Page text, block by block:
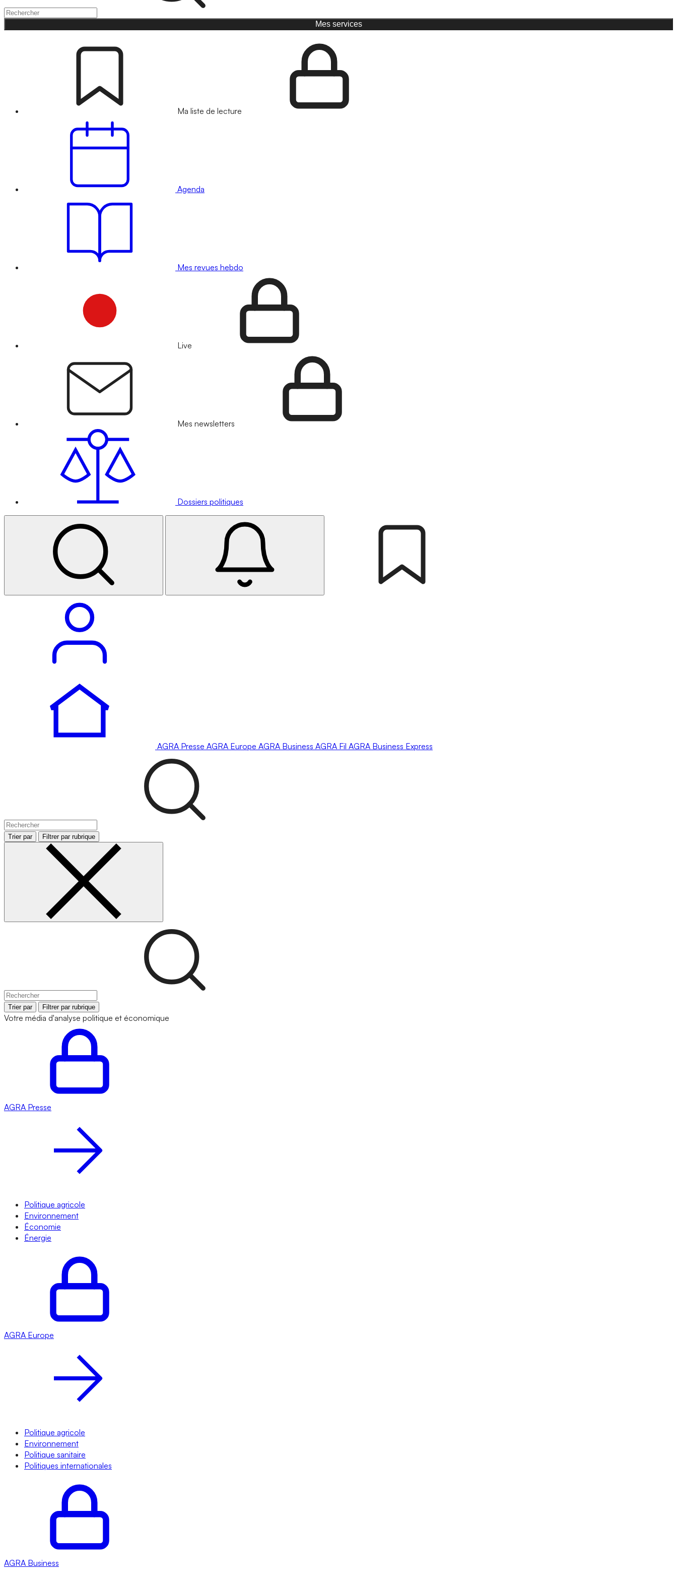
Mes services
Ma liste de lecture
Agenda
Mes revues hebdo
Live
Mes newsletters
Dossiers politiques
AGRA Presse AGRA Europe AGRA Business AGRA Fil AGRA Business Express
Trier par Filtrer par rubrique
Trier par Filtrer par rubrique
Votre média d'analyse politique et économique
AGRA Presse
Politique agricole
Environnement
Économie
Énergie
AGRA Europe
Politique agricole
Environnement
Politique sanitaire
Politiques internationales
AGRA Business